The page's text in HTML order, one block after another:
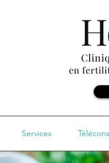
Services